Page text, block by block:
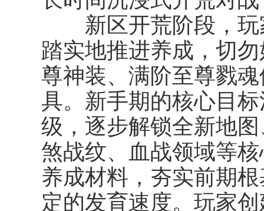
新区开荒阶段，玩
踏实地推进养成，切
尊神装、满阶至尊戮
具。新手期的核心目
级，逐步解锁全新地
煞战纹、血战领域等
养成材料，夯实前期
定的发育速度。玩家